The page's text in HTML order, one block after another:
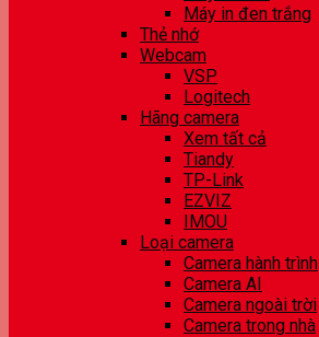
Máy in đen trắng
Thẻ nhớ
Webcam
VSP
Logitech
Hãng camera
Xem tất cả
Tiandy
TP-Link
EZVIZ
IMOU
Loại camera
Camera hành trình
Camera AI
Camera ngoài trời
Camera trong nhà